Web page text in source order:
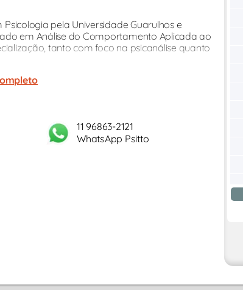
pela Universidade Guarulhos e
em Análise do Comportamento Aplicada ao
tanto com foco na psicanálise quanto
11 96863-2121
WhatsApp Psitto